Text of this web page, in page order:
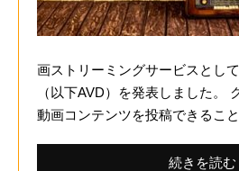
画ストリーミングサービスとし
（以下AVD）を発表しました。
動画コンテンツを投稿できるこ
続きを読む